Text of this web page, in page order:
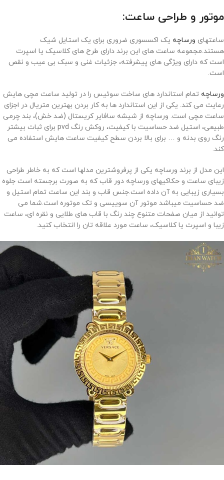
موتور و طراحی ساعت:
ساعتهای ورساچه یک اکسسوری ضروری برای یک استایل شیک
هستند.مجموعه ساعت های این برند دارای طرح های کلاسیک یا اسپرت
است که دارای ویژگی های پیشرفته، جزئیات غنی و سبک بی عیب و نقص
است.
ورساچه تمام استاندارد های ساخت سوئیس را در تولید ساعت مچی هایش
رعایت می کند. یکی از این استاندارد ها به کار بردن بهترین متریال در اجزای
ساعت مچی است. ورساچه از شیشه سافایر کریستال (ضد خش)، بند چرمی
طبیعی، استیل ضد حساسیت با کیفیت، روکش رنگ pvd برای ثبات بیشتر
رنگ روی بدنه و … برای بالا بردن سطح کیفیت ساعت هایش استفاده می
کند.
این مدل از برند ورساچه یکی از پرفروشترین مدلها است که به خاطر طراحی
زیبای ساعت و حکاکیهای ورساچه دور قاب که به صورت برجسته است جلوه
بسیاری زیبایی به آن داده است.جنس قاب و بند این ساعت تمام استیل و
ضد حساسیت میباشد موتور آن سوییسی و تک موتوره است.شما می
توانید از میان صفحات متنوع چند رنگ با قاب های طلایی و نقره ای، ساعت
زیبا و اسپرت یا کلاسیک، ساعت مورد علاقه تان را انتخاب کنید.